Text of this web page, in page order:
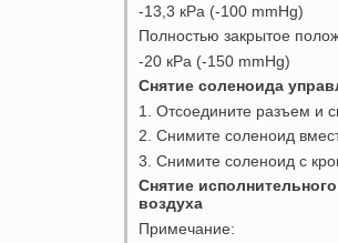
-13,3 кРа (-100 mmHg)
Полностью закрытое
-20 кРа (-150 mmHg)
Снятие соленоида
1. Отсоедините разъем и
2. Снимите соленоид
3. Снимите соленоид с
Снятие
воздуха
Примечание: